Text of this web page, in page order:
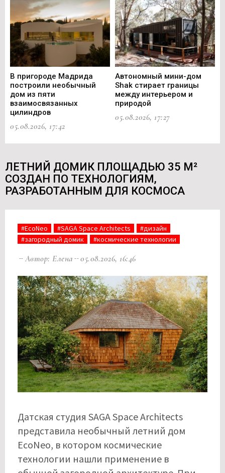
В пригороде Мадрида
построили необычный
дом из пяти
взаимосвязанных
цилиндров
05.08.2026, 17:42
Автономный мини-дом
Shak стирает границы
между интерьером и
природой
05.08.2026, 17:27
ЛЕТНИЙ ДОМИК ПЛОЩАДЬЮ 35 М²
СОЗДАН ПО ТЕХНОЛОГИЯМ,
РАЗРАБОТАННЫМ ДЛЯ КОСМОСА
#EcoNeo #SAGA Space Architects
#дизайн
#загородный домик
#космические технологии
Автор: Елена 05.08.2026, 16:46
Датская студия SAGA Space Architects
представила необычный летний дом
EcoNeo, в котором космические
технологии нашли применение в